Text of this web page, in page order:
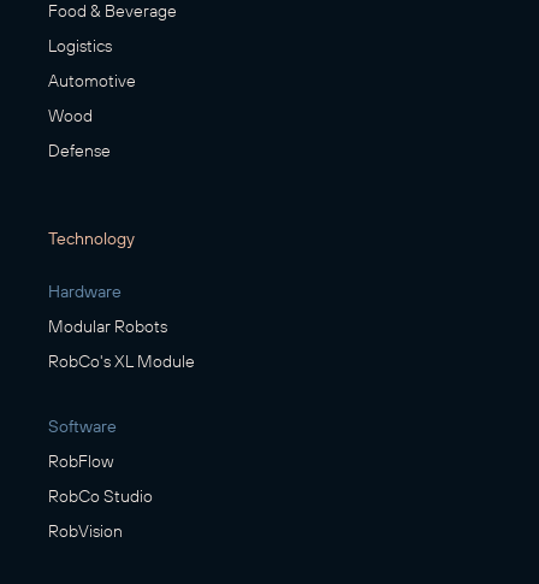
Food & Beverage
Logistics
Automotive
Wood
Defense
Technology
Hardware
Modular Robots
RobCo's XL Module
Software
RobFlow
RobCo Studio
RobVision